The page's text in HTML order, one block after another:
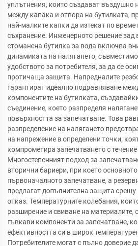
уплътнения, които създават въздушно
между капака и отвора на бутилката,
най-малките капки да изтекат по
съхранение. Инженерното решение зад
стоманена бутилка за вода включва
динамиката на налягането,
удобството за потребителя, за да се
протичаща защита. Напредналите
гарантират идеално подравняване
компонентите на бутилката,
съединение, което разпределя
повърхността за запечатване. Това
разпределение на налягането
на напрежение в определени точки,
компрометира запечатването с
Многостепенният подход за
вторични бариери, при което
първоначалното запечатване, а
предлагат допълнителна защита срещу
отказ. Температурните колебания,
разширение и свиване на материалите,
гъвкави компоненти за запечатване,
ефективността си в широк
Потребителите могат с пълно доверие